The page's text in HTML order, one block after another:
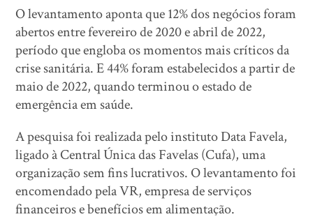
O levantamento aponta que 12% dos negócios foram
abertos entre fevereiro de 2020 e abril de 2022,
período que engloba os momentos mais críticos da
crise sanitária. E 44% foram estabelecidos a partir de
maio de 2022, quando terminou o estado de
emergência em saúde.
A pesquisa foi realizada pelo instituto Data Favela,
ligado à Central Única das Favelas (Cufa), uma
organização sem fins lucrativos. O levantamento foi
encomendado pela VR, empresa de serviços
financeiros e benefícios em alimentação.